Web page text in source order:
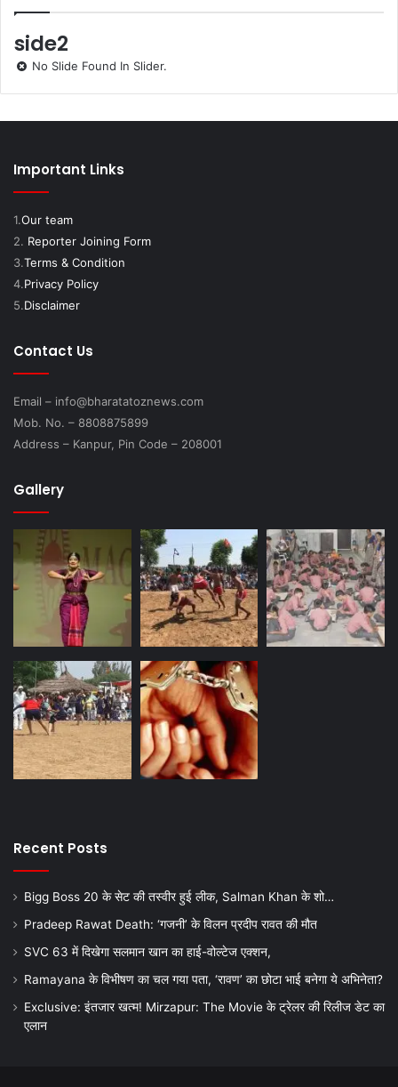
side2
No Slide Found In Slider.
Important Links
1.Our team
2. Reporter Joining Form
3.Terms & Condition
4.Privacy Policy
5.Disclaimer
Contact Us
Email – info@bharatatoznews.com
Mob. No. – 8808875899
Address – Kanpur, Pin Code – 208001
Gallery
Recent Posts
Bigg Boss 20 के सेट की तस्वीर हुई लीक, Salman Khan के शो…
Pradeep Rawat Death: ‘गजनी’ के विलन प्रदीप रावत की मौत
SVC 63 में दिखेगा सलमान खान का हाई-वोल्टेज एक्शन,
Ramayana के विभीषण का चल गया पता, ‘रावण’ का छोटा भाई बनेगा ये अभिनेता?
Exclusive: इंतजार खत्म! Mirzapur: The Movie के ट्रेलर की रिलीज डेट का
एलान